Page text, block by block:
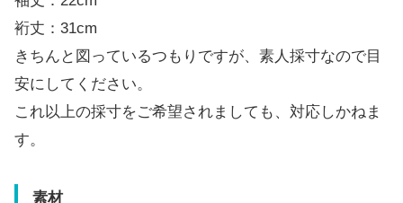
裄丈：31cm
きちんと図っているつもりですが、素人採寸なので目
安にしてください。
これ以上の採寸をご希望されましても、対応しかねま
す。
素材